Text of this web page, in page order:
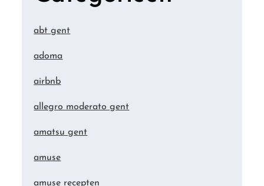
abt gent
adoma
airbnb
allegro moderato gent
amatsu gent
amuse
amuse recepten